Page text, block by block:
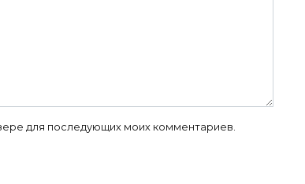
для последующих моих комментариев.